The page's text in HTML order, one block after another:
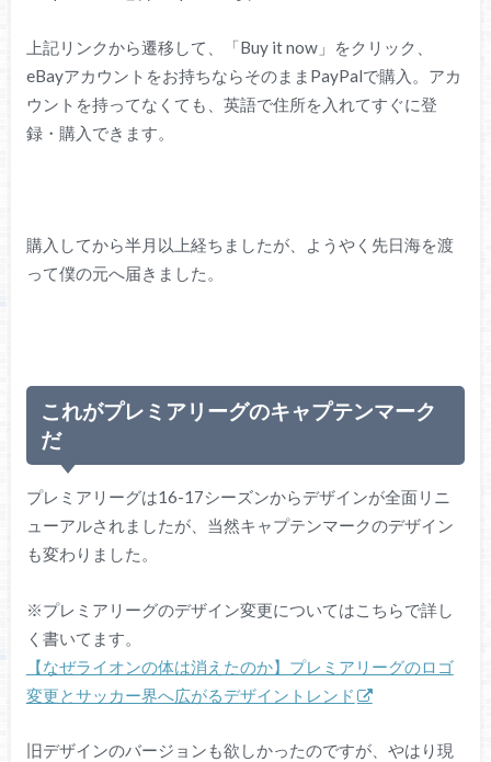
上記リンクから遷移して、「Buy it now」をクリック、
eBayアカウントをお持ちならそのままPayPalで購入。アカ
ウントを持ってなくても、英語で住所を入れてすぐに登
録・購入できます。
購入してから半月以上経ちましたが、ようやく先日海を渡
って僕の元へ届きました。
これがプレミアリーグのキャプテンマーク
だ
プレミアリーグは16-17シーズンからデザインが全面リニ
ューアルされましたが、当然キャプテンマークのデザイン
も変わりました。
※プレミアリーグのデザイン変更についてはこちらで詳し
く書いてます。
【なぜライオンの体は消えたのか】プレミアリーグのロゴ
変更とサッカー界へ広がるデザイントレンド
旧デザインのバージョンも欲しかったのですが、やはり現